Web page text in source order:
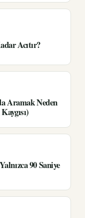
Acıtır?
Aramak Neden
90 Saniye